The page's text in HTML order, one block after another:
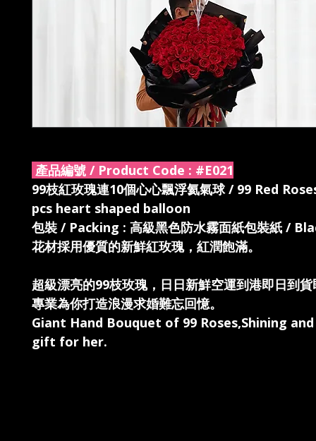
產品編號 / Product Code : #E021
99枝紅玫瑰連10個心心飄浮氦氣球 / 99 Red
pcs heart shaped balloon
包裝 / Packing : 高級黑色防水霧面紙包裝紙 /
花材採用優質的新鮮紅玫瑰，紅潤飽滿。
超級漂亮的99枝玫瑰，日日新鮮空運到港即日到
專業為你打造浪漫求婚難忘回憶。
Giant Hand Bouquet of 99 Roses,Shining
gift for her.